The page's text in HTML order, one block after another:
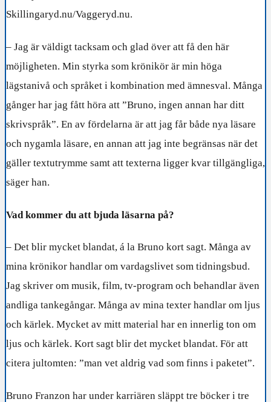
Skillingaryd.nu/Vaggeryd.nu.
– Jag är väldigt tacksam och glad över att få den här
möjligheten. Min styrka som krönikör är min höga
lägstanivå och språket i kombination med ämnesval. Många
gånger har jag fått höra att ”Bruno, ingen annan har ditt
skrivspråk”. En av fördelarna är att jag får både nya läsare
och nygamla läsare, en annan att jag inte begränsas när det
gäller textutrymme samt att texterna ligger kvar tillgängliga,
säger han.
Vad kommer du att bjuda läsarna på?
– Det blir mycket blandat, á la Bruno kort sagt. Många av
mina krönikor handlar om vardagslivet som tidningsbud.
Jag skriver om musik, film, tv-program och behandlar även
andliga tankegångar. Många av mina texter handlar om ljus
och kärlek. Mycket av mitt material har en innerlig ton om
ljus och kärlek. Kort sagt blir det mycket blandat. För att
citera jultomten: ”man vet aldrig vad som finns i paketet”.
Bruno Franzon har under karriären släppt tre böcker i tre